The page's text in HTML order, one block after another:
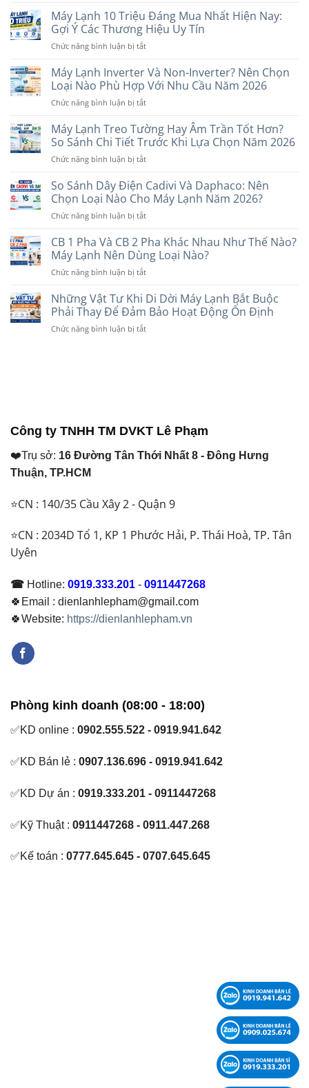
Mua
Hãng
Nào?
6
Hiệu
Đáng
Nhắc
Lạnh
1
Chiều
Và
Chiều
Khác
Thế
Nên
Chọn
Nào?
Máy Lạnh 10 Triệu Đáng Mua Nhất Hiện Nay:
Gợi Ý Các Thương Hiệu Uy Tín
Chức năng bình luận bị tắtở
Lạnh
10
Triệu
Đáng
Nhất
Hiện
Gợi
Các
Thương
Uy
Máy Lạnh Inverter Và Non-Inverter? Nên Chọn
Loại Nào Phù Hợp Với Nhu Cầu Năm 2026
Chức năng bình luận bị tắtở
Lạnh
Inverter
Và
Non-
Nên
Chọn
Nào
Hợp
Với
Cầu
2026
Máy Lạnh Treo Tường Hay Âm Trần Tốt Hơn?
So Sánh Chi Tiết Trước Khi Lựa Chọn Năm 2026
Chức năng bình luận bị tắtở
Lạnh
Treo
Tường
Hay
Trần
Tốt
Hơn?
So
Chi
Tiết
Khi
So Sánh Dây Điện Cadivi Và Daphaco: Nên
Chọn Loại Nào Cho Máy Lạnh Năm 2026?
Chức năng bình luận bị tắtở
Sánh
Điện
Cadivi
Daphaco:
Nên
Loại
CB 1 Pha Và CB 2 Pha Khác Nhau Như Thế Nào?
Máy Lạnh Nên Dùng Loại Nào?
Chức năng bình luận bị tắtở
1
Pha
Và
CB
Lạnh
Dùng
Những Vật Tư Khi Di Dời Máy Lạnh Bắt Buộc
Phải Thay Để Đảm Bảo Hoạt Động Ổn Định
Chức năng bình luận bị tắtở
Bắt
Phải
Bảo
Ổn
Công ty TNHH TM DVKT Lê Phạm
❤️Trụ sở: 16 Đường Tân Thới Nhất 8 - Đông Hưng
Thuận, TP.HCM
⭐CN : 140/35 Cầu Xây 2 - Quận 9
⭐CN : 2034D Tổ 1, KP 1 Phước Hải, P. Thái Hoà, TP. Tân
Uyên
☎ Hotline: 0919.333.201 - 0911447268
🍀Email : dienlanhlepham@gmail.com
🍀Website: https://dienlanhlepham.vn
Phòng kinh doanh (08:00 - 18:00)
✅KD online : 0902.555.522 - 0919.941.642
✅KD Bán lẻ : 0907.136.696 - 0919.941.642
✅KD Dự án : 0919.333.201 - 0911447268
✅Kỹ Thuật : 0911447268 - 0911.447.268
✅Kế toán : 0777.645.645 - 0707.645.645